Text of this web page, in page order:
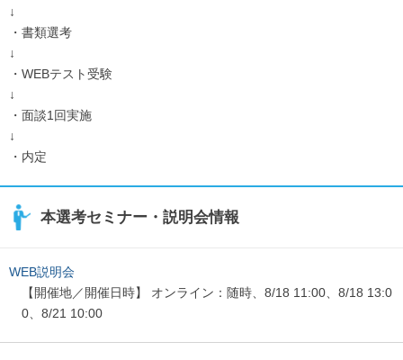
↓
・書類選考
↓
・WEBテスト受験
↓
・面談1回実施
↓
・内定
本選考セミナー・説明会情報
WEB説明会
【開催地／開催日時】 オンライン：随時、8/18 11:00、8/18 13:0
0、8/21 10:00